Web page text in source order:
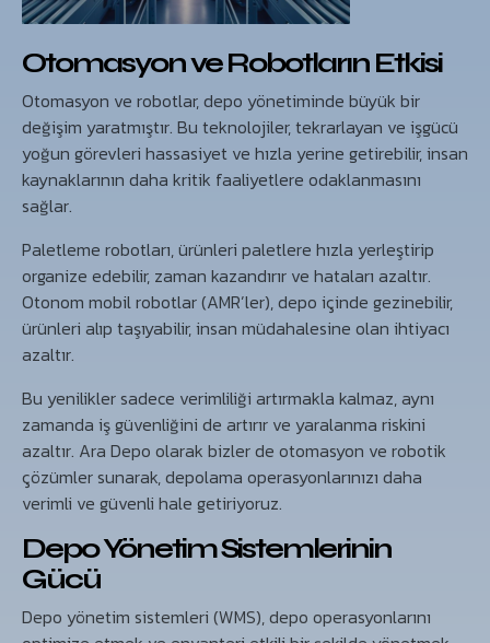
Otomasyon ve Robotların Etkisi
Otomasyon ve robotlar, depo yönetiminde büyük bir
değişim yaratmıştır. Bu teknolojiler, tekrarlayan ve işgücü
yoğun görevleri hassasiyet ve hızla yerine getirebilir, insan
kaynaklarının daha kritik faaliyetlere odaklanmasını
sağlar.
Paletleme robotları, ürünleri paletlere hızla yerleştirip
organize edebilir, zaman kazandırır ve hataları azaltır.
Otonom mobil robotlar (AMR’ler), depo içinde gezinebilir,
ürünleri alıp taşıyabilir, insan müdahalesine olan ihtiyacı
azaltır.
Bu yenilikler sadece verimliliği artırmakla kalmaz, aynı
zamanda iş güvenliğini de artırır ve yaralanma riskini
azaltır. Ara Depo olarak bizler de otomasyon ve robotik
çözümler sunarak, depolama operasyonlarınızı daha
verimli ve güvenli hale getiriyoruz.
Depo Yönetim Sistemlerinin
Gücü
Depo yönetim sistemleri (WMS), depo operasyonlarını